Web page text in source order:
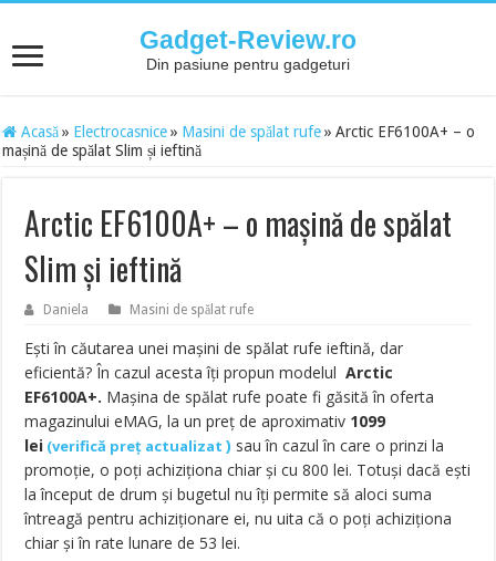
Gadget-Review.ro
Din pasiune pentru gadgeturi
Acasă » Electrocasnice » Masini de spălat rufe » Arctic EF6100A+ – o
mașină de spălat Slim și ieftină
Arctic EF6100A+ – o mașină de spălat
Slim și ieftină
Daniela Masini de spălat rufe
Ești în căutarea unei mașini de spălat rufe ieftină, dar
eficientă? În cazul acesta îți propun modelul Arctic
EF6100A+. Mașina de spălat rufe poate fi găsită în oferta
magazinului eMAG, la un preț de aproximativ 1099
lei (verifică preț actualizat) sau în cazul în care o prinzi la
promoție, o poți achiziționa chiar și cu 800 lei. Totuși dacă ești
la început de drum și bugetul nu îți permite să aloci suma
întreagă pentru achiziționare ei, nu uita că o poți achiziționa
chiar și în rate lunare de 53 lei.